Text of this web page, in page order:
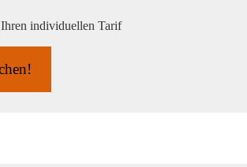
individuellen Tarif